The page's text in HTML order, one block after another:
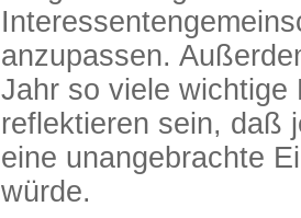
anzupassen.
Jahr so viele wichtige
reflektieren sein, daß
eine unangebrachte
würde.